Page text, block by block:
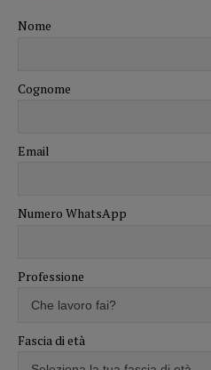
Nome
Cognome
Email
Numero WhatsApp
Professione
Fascia di età